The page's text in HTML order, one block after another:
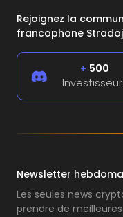
Rejoignez la
francophone
+ 500
Newsletter
Les seules news
prendre de